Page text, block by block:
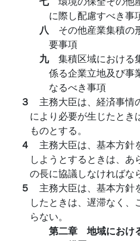
に際し配慮すべき事
八 その他産業集積の
要事項
九 集積区域における
係る企業立地及び事
なるべき事項
３ 主務大臣は、経済事情
により必要が生じたとき
ものとする。
４ 主務大臣は、基本方針
しようとするときは、あ
の長に協議しなければな
５ 主務大臣は、基本方針
したときは、遅滞なく、
らない。
第二章 地域におけ